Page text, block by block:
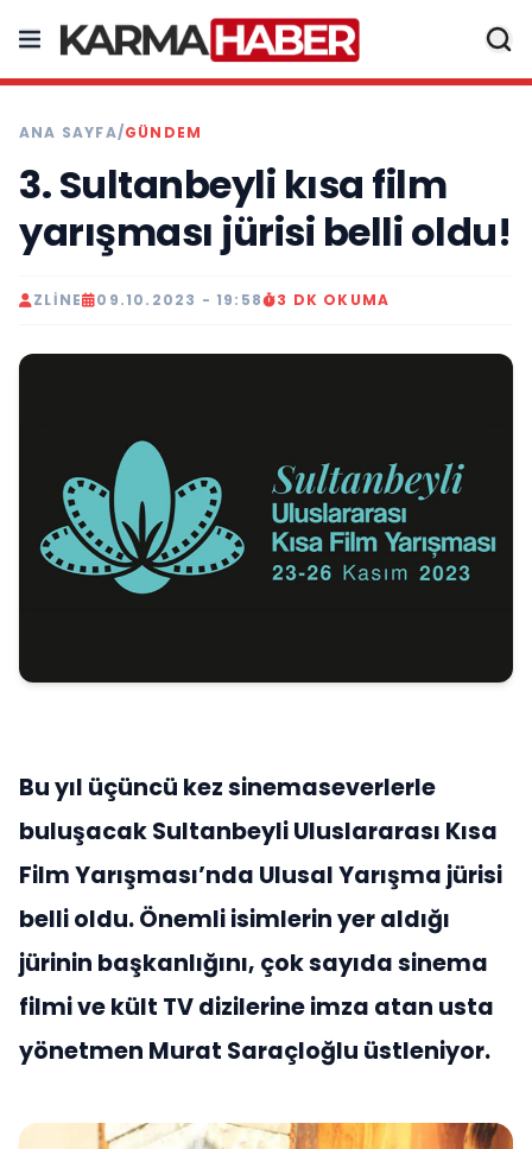
ANA SAYFA/GÜNDEM
3. Sultanbeyli kısa film
yarışması jürisi belli oldu!
ZLINE 09.10.2023 - 19:58 3 DK OKUMA
Bu yıl üçüncü kez sinemaseverlerle
buluşacak Sultanbeyli Uluslararası Kısa
Film Yarışması’nda Ulusal Yarışma jürisi
belli oldu. Önemli isimlerin yer aldığı
jürinin başkanlığını, çok sayıda sinema
filmi ve kült TV dizilerine imza atan usta
yönetmen Murat Saraçloğlu üstleniyor.